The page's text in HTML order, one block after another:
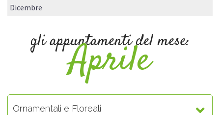
Dicembre
gli appuntamenti del mese:
Aprile
Ornamentali e Floreali